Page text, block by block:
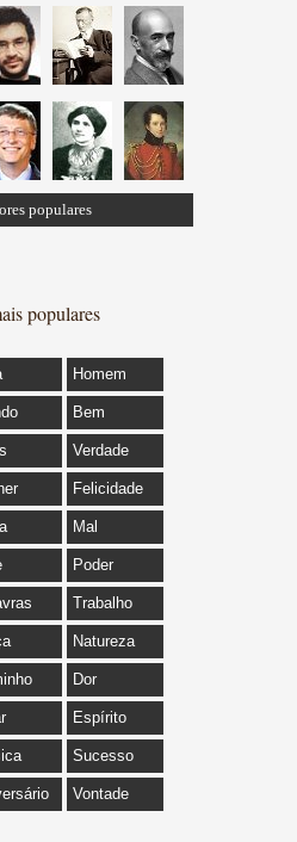
populares
populares
Homem
Bem
Verdade
Felicidade
Mal
Poder
Trabalho
Natureza
Dor
Espírito
Sucesso
Vontade